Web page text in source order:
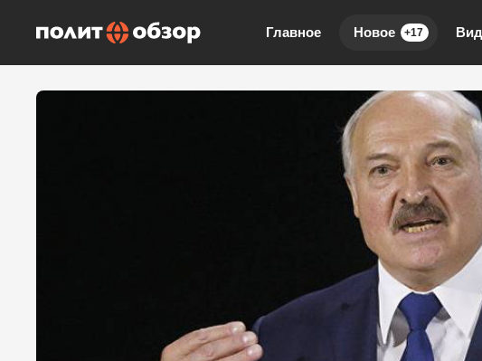
Главное Новое +17